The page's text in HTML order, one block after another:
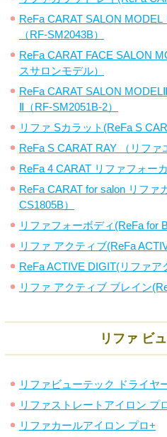
ReFa CARAT SALON
（RF-SM2043B）
ReFa CARAT FACE SALON
スサロンモデル）
ReFa CARAT SALON
Ⅱ（RF-SM2051B-2）
リファ Sカラット(ReFa S
ReFa S CARAT RAY （リファ
ReFa 4 CARAT リファフォー
ReFa CARAT for salon リファ
CS1805B）
リファフォーボディ(ReFa for
リファ アクティブ(ReFa
ReFa ACTIVE DIGIT(リファア
リファ アクティブ ブレイン
リファ ビ
リファビューテック ドライヤ
リファストレートアイロン プ
リファカールアイロン プロ+